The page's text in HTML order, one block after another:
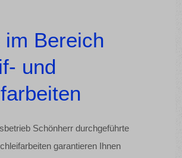
im Bereich
und
Schönherr durchgeführte
garantieren Ihnen